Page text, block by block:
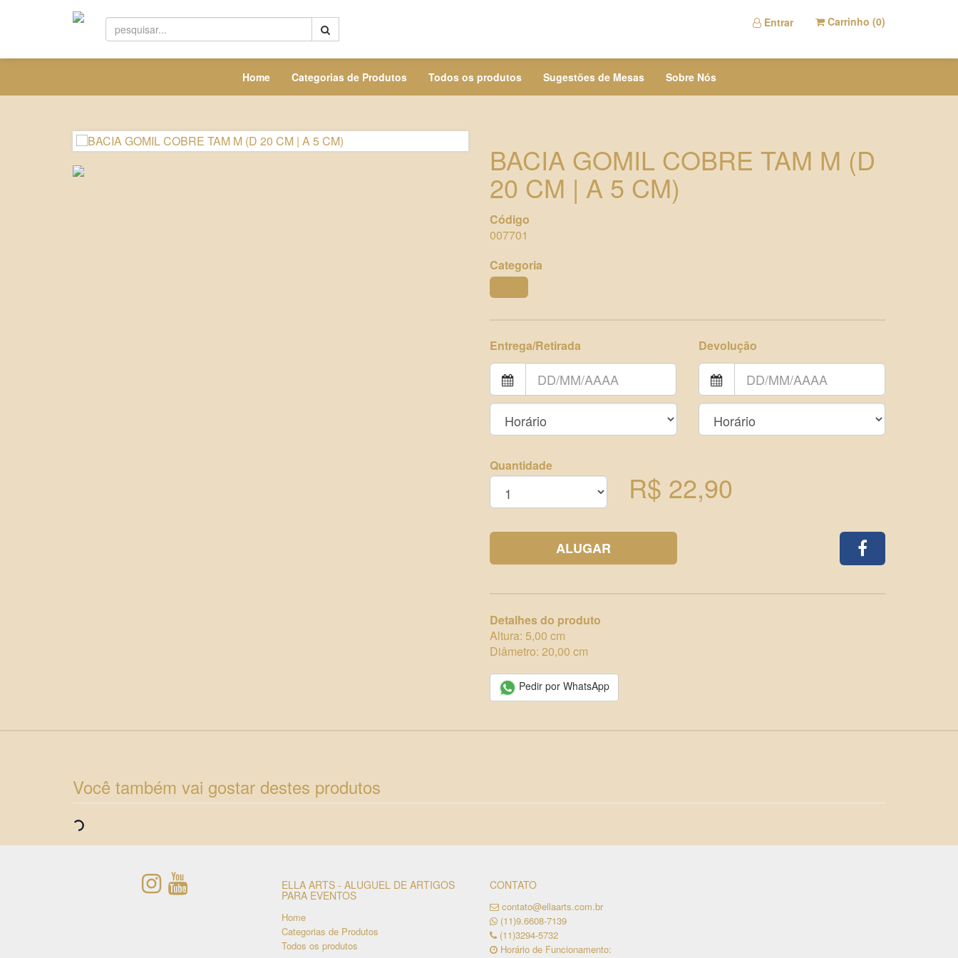
Entrar Carrinho (0)
Home Categorias de Produtos Todos os produtos Sugestões de Mesas Sobre Nós
BACIA GOMIL COBRE TAM M (D
20 CM | A 5 CM)
Código
007701
Categoria
Entrega/Retirada Devolução
Quantidade
R$ 22,90
ALUGAR
Detalhes do produto
Altura: 5,00 cm
Diâmetro: 20,00 cm
Pedir por WhatsApp
Você também vai gostar destes produtos
ELLA ARTS - ALUGUEL DE ARTIGOS
PARA EVENTOS
Home
Categorias de Produtos
Todos os produtos
CONTATO
contato@ellaarts.com.br
(11)9.6608-7139
(11)3294-5732
Horário de Funcionamento: